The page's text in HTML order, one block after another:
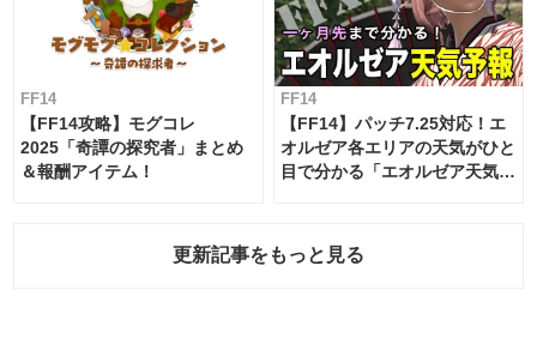
FF14
【FF14攻略】モグコレ
2025「奇譚の探究者」まとめ
＆報酬アイテム！
FF14
【FF14】パッチ7.25対応！エ
オルゼア各エリアの天気がひと
目で分かる「エオルゼア天気予
更新記事をもっと見る